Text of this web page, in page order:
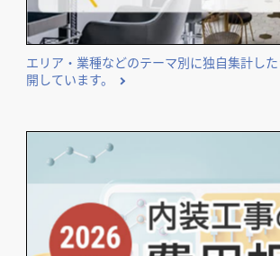
エリア・業種などのテーマ別に独自集計し
開しています。